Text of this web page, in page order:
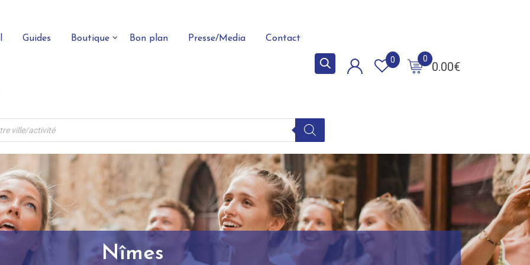
Guides Boutique Bon plan Presse/Media Contact
0.00€
0
0
Nîmes